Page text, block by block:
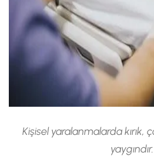
Kişisel yaralanmalarda kırık,
yaygındır.